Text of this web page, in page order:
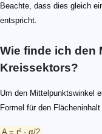
Beachte, dass dies gleich
entspricht.
Wie finde ich den
Kreissektors?
Um den Mittelpunktswinkel
Formel für den Flächeninhalt
A = r² · α/2